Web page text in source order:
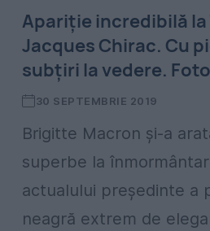
Apariţie incredibilă
Jacques Chirac. Cu
subțiri la vedere. Foto
30 SEPTEMBRIE 2019
Brigitte Macron şi-a
superbe la
actualului președinte a
neagră extrem de